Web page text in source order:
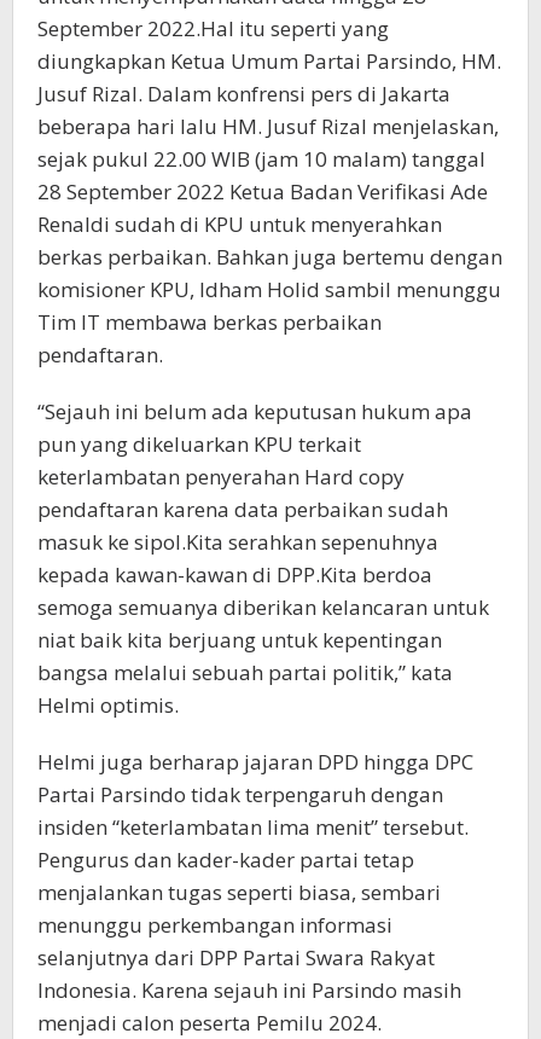
September 2022.Hal itu seperti yang
diungkapkan Ketua Umum Partai Parsindo, HM.
Jusuf Rizal. Dalam konfrensi pers di Jakarta
beberapa hari lalu HM. Jusuf Rizal menjelaskan,
sejak pukul 22.00 WIB (jam 10 malam) tanggal
28 September 2022 Ketua Badan Verifikasi Ade
Renaldi sudah di KPU untuk menyerahkan
berkas perbaikan. Bahkan juga bertemu dengan
komisioner KPU, Idham Holid sambil menunggu
Tim IT membawa berkas perbaikan
pendaftaran.
“Sejauh ini belum ada keputusan hukum apa
pun yang dikeluarkan KPU terkait
keterlambatan penyerahan Hard copy
pendaftaran karena data perbaikan sudah
masuk ke sipol.Kita serahkan sepenuhnya
kepada kawan-kawan di DPP.Kita berdoa
semoga semuanya diberikan kelancaran untuk
niat baik kita berjuang untuk kepentingan
bangsa melalui sebuah partai politik,” kata
Helmi optimis.
Helmi juga berharap jajaran DPD hingga DPC
Partai Parsindo tidak terpengaruh dengan
insiden “keterlambatan lima menit” tersebut.
Pengurus dan kader-kader partai tetap
menjalankan tugas seperti biasa, sembari
menunggu perkembangan informasi
selanjutnya dari DPP Partai Swara Rakyat
Indonesia. Karena sejauh ini Parsindo masih
menjadi calon peserta Pemilu 2024.